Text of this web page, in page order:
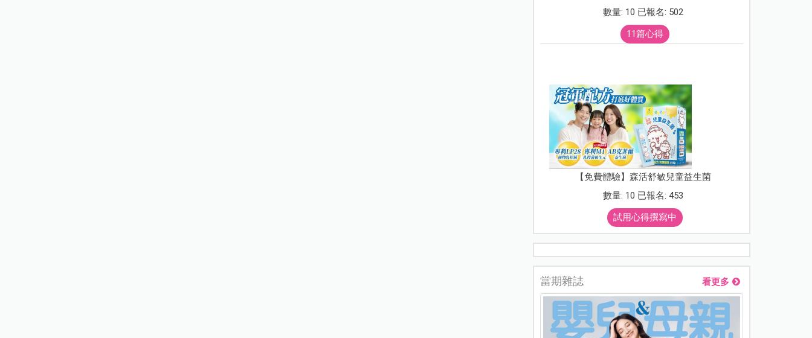
數量: 10 已報名: 502
11篇心得
【免費體驗】森活舒敏兒童益生菌
數量: 10 已報名: 453
試用心得撰寫中
當期雜誌 看更多